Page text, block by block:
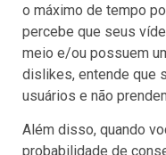
o máximo de tempo
percebe que seus
meio e/ou possuem
dislikes, entende que
usuários e não
Além disso, quando
probabilidade de